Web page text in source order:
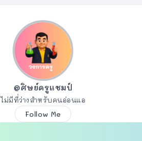
@ศิษย์ครูแชมป์
ไม่มีที่ว่างสำหรับคนอ่อนแอ
Follow Me